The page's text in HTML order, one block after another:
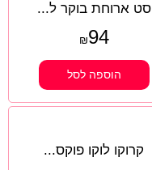
סט ארוחת בוקר ל...
₪94
הוספה לסל
קרוקו לוקו פוקס...